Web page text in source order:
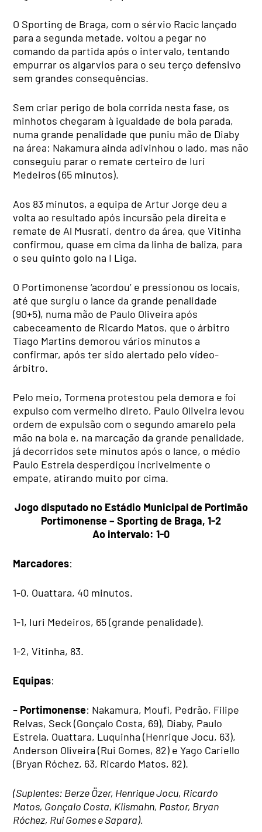
O Sporting de Braga, com o sérvio Racic lançado
para a segunda metade, voltou a pegar no
comando da partida após o intervalo, tentando
empurrar os algarvios para o seu terço defensivo
sem grandes consequências.
Sem criar perigo de bola corrida nesta fase, os
minhotos chegaram à igualdade de bola parada,
numa grande penalidade que puniu mão de Diaby
na área: Nakamura ainda adivinhou o lado, mas não
conseguiu parar o remate certeiro de Iuri
Medeiros (65 minutos).
Aos 83 minutos, a equipa de Artur Jorge deu a
volta ao resultado após incursão pela direita e
remate de Al Musrati, dentro da área, que Vitinha
confirmou, quase em cima da linha de baliza, para
o seu quinto golo na I Liga.
O Portimonense ‘acordou’ e pressionou os locais,
até que surgiu o lance da grande penalidade
(90+5), numa mão de Paulo Oliveira após
cabeceamento de Ricardo Matos, que o árbitro
Tiago Martins demorou vários minutos a
confirmar, após ter sido alertado pelo vídeo-
árbitro.
Pelo meio, Tormena protestou pela demora e foi
expulso com vermelho direto, Paulo Oliveira levou
ordem de expulsão com o segundo amarelo pela
mão na bola e, na marcação da grande penalidade,
já decorridos sete minutos após o lance, o médio
Paulo Estrela desperdiçou incrivelmente o
empate, atirando muito por cima.
Jogo disputado no Estádio Municipal de Portimão
Portimonense – Sporting de Braga, 1-2
Ao intervalo: 1-0
Marcadores:
1-0, Ouattara, 40 minutos.
1-1, Iuri Medeiros, 65 (grande penalidade).
1-2, Vitinha, 83.
Equipas:
– Portimonense: Nakamura, Moufi, Pedrão, Filipe
Relvas, Seck (Gonçalo Costa, 69), Diaby, Paulo
Estrela, Ouattara, Luquinha (Henrique Jocu, 63),
Anderson Oliveira (Rui Gomes, 82) e Yago Cariello
(Bryan Róchez, 63, Ricardo Matos, 82).
(Suplentes: Berze Özer, Henrique Jocu, Ricardo
Matos, Gonçalo Costa, Klismahn, Pastor, Bryan
Róchez, Rui Gomes e Sapara).